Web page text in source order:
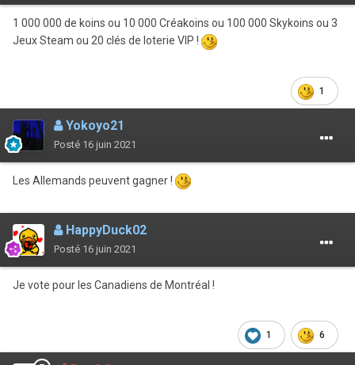
1 000 000 de koins ou 10 000 Créakoins ou 100 000 Skykoins ou 3
Jeux Steam ou 20 clés de loterie VIP !
1
Yokoyo21
Posté 16 juin 2021
Les Allemands peuvent gagner !
HappyDuck02
Posté 16 juin 2021
Je vote pour les Canadiens de Montréal !
1 6